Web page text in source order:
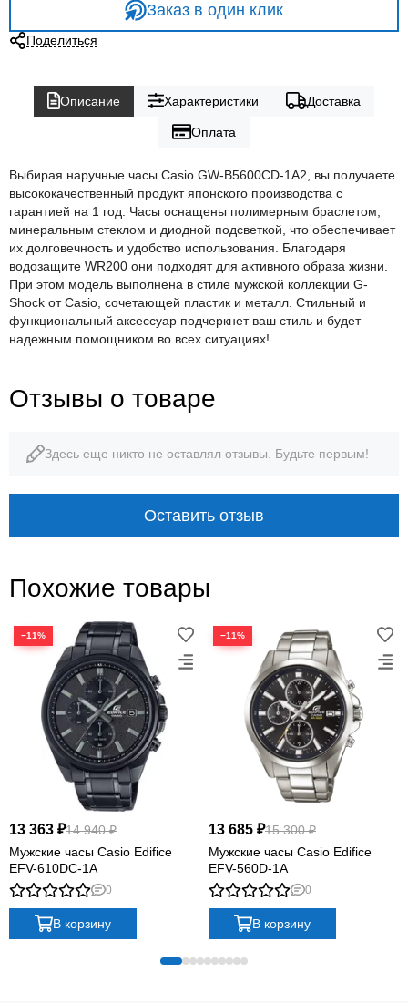
Заказ в один клик
Поделиться
Описание Характеристики Доставка
Оплата
Выбирая наручные часы Casio GW-B5600CD-1A2, вы получаете
высококачественный продукт японского производства с
гарантией на 1 год. Часы оснащены полимерным браслетом,
минеральным стеклом и диодной подсветкой, что обеспечивает
их долговечность и удобство использования. Благодаря
водозащите WR200 они подходят для активного образа жизни.
При этом модель выполнена в стиле мужской коллекции G-
Shock от Casio, сочетающей пластик и металл. Стильный и
функциональный аксессуар подчеркнет ваш стиль и будет
надежным помощником во всех ситуациях!
Отзывы о товаре
Здесь еще никто не оставлял отзывы. Будьте первым!
Оставить отзыв
Похожие товары
−11%
13 363 ₽14 940 ₽
Мужские часы Casio Edifice
EFV-610DC-1A
0
В корзину
−11%
13 685 ₽15 300 ₽
Мужские часы Casio Edifice
EFV-560D-1A
0
В корзину